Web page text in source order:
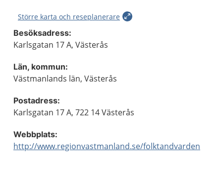
Större karta och reseplanerare
Besöksadress:
Karlsgatan 17 A, Västerås
Län, kommun:
Västmanlands län, Västerås
Postadress:
Karlsgatan 17 A, 722 14 Västerås
Webbplats:
http://www.regionvastmanland.se/folktandvarden